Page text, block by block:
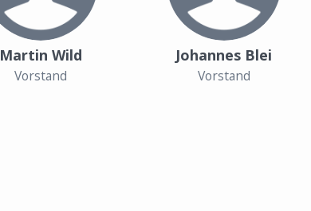
Martin Wild
Vorstand
Johannes Blei
Vorstand